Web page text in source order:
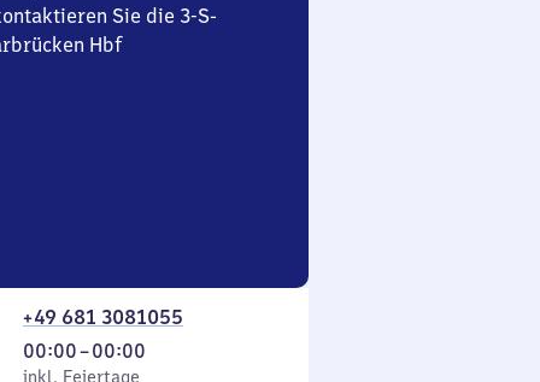
Sie die 3-S-
Hbf
+49 681 3081055
00:00–00:00
Von
inkl. Feiertage